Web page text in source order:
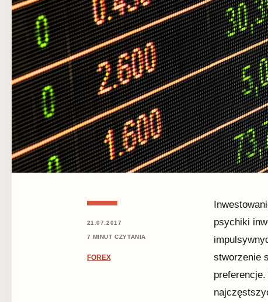
21.07.2017
7 MINUT CZYTANIA
FOREX
psychiki
stworzenie